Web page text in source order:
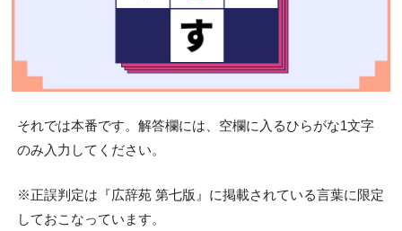
それでは本番です。解答欄には、空欄に入るひらがな1文字
のみ入力してください。
※正誤判定は『広辞苑 第七版』に掲載されている言葉に限定
しておこなっています。